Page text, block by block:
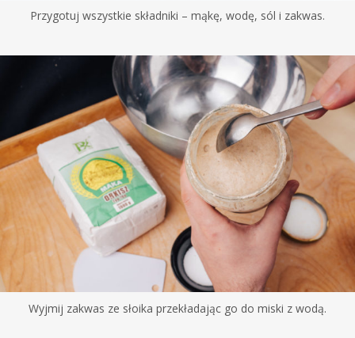
Przygotuj wszystkie składniki – mąkę, wodę, sól i zakwas.
Wyjmij zakwas ze słoika przekładając go do miski z wodą.